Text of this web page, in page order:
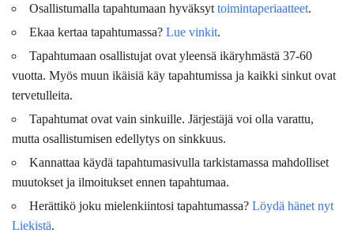
Osallistumalla tapahtumaan hyväksyt toimintaperiaatteet.
Ekaa kertaa tapahtumassa? Lue vinkit.
Tapahtumaan osallistujat ovat yleensä ikäryhmästä 37-60
vuotta. Myös muun ikäisiä käy tapahtumissa ja kaikki sinkut ovat
tervetulleita.
Tapahtumat ovat vain sinkuille. Järjestäjä voi olla varattu,
mutta osallistumisen edellytys on sinkkuus.
Kannattaa käydä tapahtumasivulla tarkistamassa mahdolliset
muutokset ja ilmoitukset ennen tapahtumaa.
Herättikö joku mielenkiintosi tapahtumassa? Löydä hänet nyt
Liekistä.